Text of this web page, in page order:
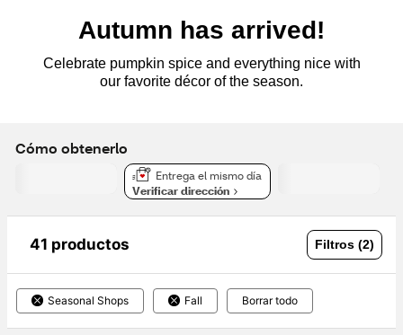
Autumn has arrived!
Celebrate pumpkin spice and everything nice with
our favorite décor of the season.
Cómo obtenerlo
Entrega el mismo día
Verificar dirección
41 productos Filtros (2)
Seasonal Shops Fall Borrar todo